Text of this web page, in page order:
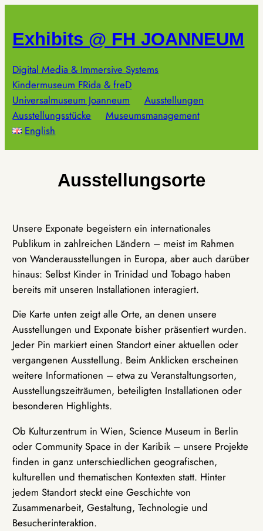
springen
Exhibits @ FH JOANNEUM
Digital Media & Immersive Systems
Kindermuseum FRida & freD
Universalmuseum Joanneum
Ausstellungen
Ausstellungsstücke
Museumsmanagement
English
Ausstellungsorte
Unsere Exponate begeistern ein internationales
Publikum in zahlreichen Ländern – meist im Rahmen
von Wanderausstellungen in Europa, aber auch darüber
hinaus: Selbst Kinder in Trinidad und Tobago haben
bereits mit unseren Installationen interagiert.
Die Karte unten zeigt alle Orte, an denen unsere
Ausstellungen und Exponate bisher präsentiert wurden.
Jeder Pin markiert einen Standort einer aktuellen oder
vergangenen Ausstellung. Beim Anklicken erscheinen
weitere Informationen – etwa zu Veranstaltungsorten,
Ausstellungszeiträumen, beteiligten Installationen oder
besonderen Highlights.
Ob Kulturzentrum in Wien, Science Museum in Berlin
oder Community Space in der Karibik – unsere Projekte
finden in ganz unterschiedlichen geografischen,
kulturellen und thematischen Kontexten statt. Hinter
jedem Standort steckt eine Geschichte von
Zusammenarbeit, Gestaltung, Technologie und
Besucherinteraktion.